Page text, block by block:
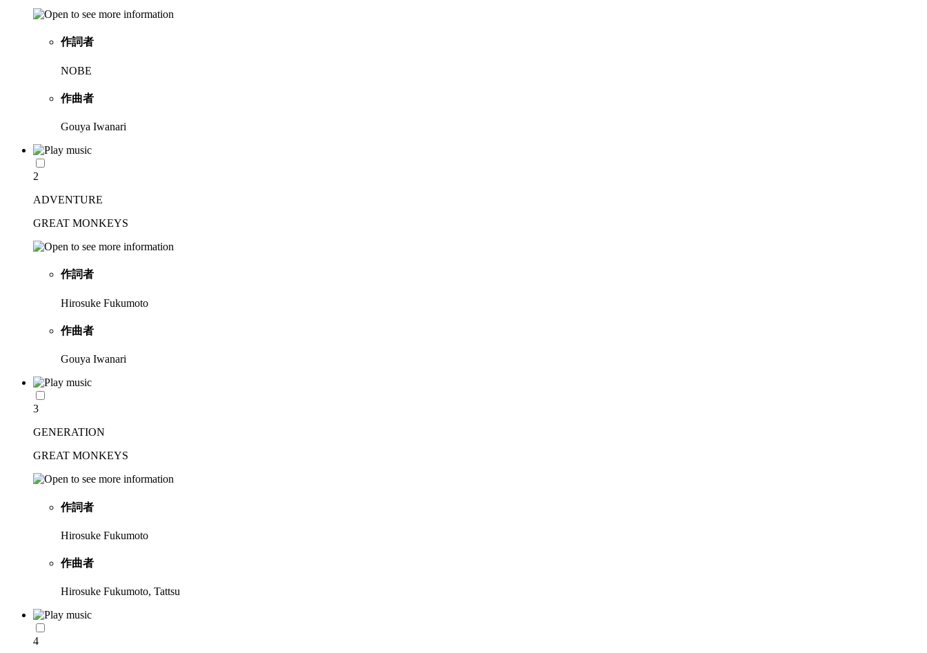
作詞者
NOBE
作曲者
Gouya Iwanari
2
ADVENTURE
GREAT MONKEYS
作詞者
Hirosuke Fukumoto
作曲者
Gouya Iwanari
3
GENERATION
GREAT MONKEYS
作詞者
Hirosuke Fukumoto
作曲者
Hirosuke Fukumoto, Tattsu
4